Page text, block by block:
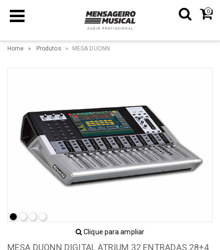
0
Home Produtos MESA DUONN
Clique para ampliar
MESA DUONN DIGITAL ATRIUM 32 ENTRADAS 28+4